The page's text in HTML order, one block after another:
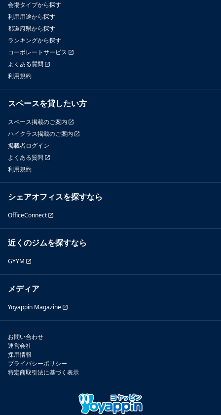
会場タイプから探す
利用用途から探す
都道府県から探す
ランキングから探す
コーポレートサービス
よくある質問
利用規約
スペースを貸したい方
スペース掲載のご案内
ハイクラス掲載のご案内
掲載者ログイン
よくある質問
利用規約
シェアオフィスを探すなら
OfficeConnect
近くのジムを探すなら
GYYM
メディア
Yoyappin Magazine
お問い合わせ
運営会社
採用情報
プライバシーポリシー
特定商取引法に基づく表示